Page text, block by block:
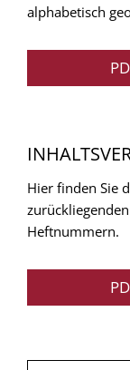
alphabetisch
Hier finden Sie
Heftnummern.